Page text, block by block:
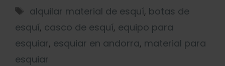
alquilar material de esquí, botas de
esquí, casco de esquí, equipo para
esquiar, esquiar en andorra, material para
esquiar